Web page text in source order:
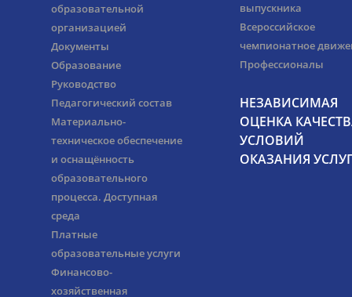
образовательной
организацией
Документы
Образование
Руководство
Педагогический состав
Материально-
техническое обеспечение
и оснащённость
образовательного
процесса. Доступная
среда
Платные
образовательные услуги
Финансово-
хозяйственная
выпускника
Всероссийское
чемпионатное
Профессионалы
НЕЗАВИСИМАЯ
ОЦЕНКА
УСЛОВИЙ
ОКАЗАНИЯ